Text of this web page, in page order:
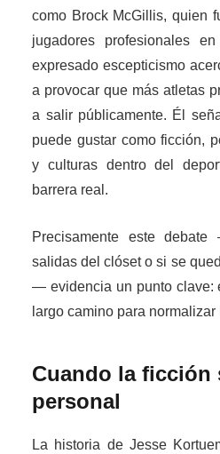
como Brock McGillis, quien
jugadores profesionales
expresado escepticismo
a provocar que más atletas
a salir públicamente. Él
puede gustar como ficción,
y culturas dentro del
barrera real.
Precisamente este
salidas del clóset o si se
— evidencia un punto clave:
largo camino para
Cuando la ficción
personal
La historia de Jesse